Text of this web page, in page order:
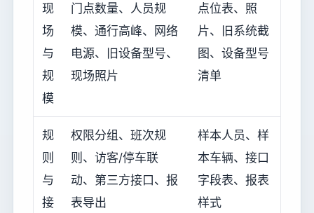
现
场
与
规
模
门点数量、人员规
模、通行高峰、网络
电源、旧设备型号、
现场照片
点位表、照
片、旧系统截
图、设备型号
清单
规
则
与
接
权限分组、班次规
则、访客/停车联
动、第三方接口、报
表导出
样本人员、样
本车辆、接口
字段表、报表
样式